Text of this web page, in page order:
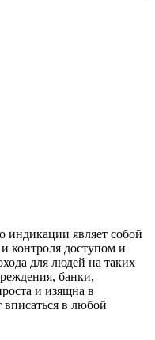
индикации являет собой
контроля доступом и
для людей на таких
банки,
и изящна в
в любой